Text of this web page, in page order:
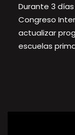
Durante 3
Congreso
actualizar
escuelas